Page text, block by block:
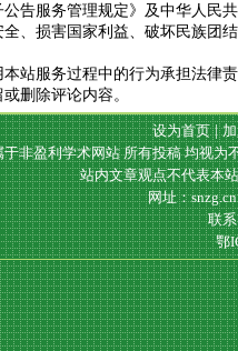
公告服务管理规定》及中华人民
全、损害国家利益、破坏民族团
本站服务过程中的行为承担法律
删除评论内容。
设为首页|
于非盈利学术网站 所有投稿 均视为
站内文章观点不代表本
网址：
联
鄂